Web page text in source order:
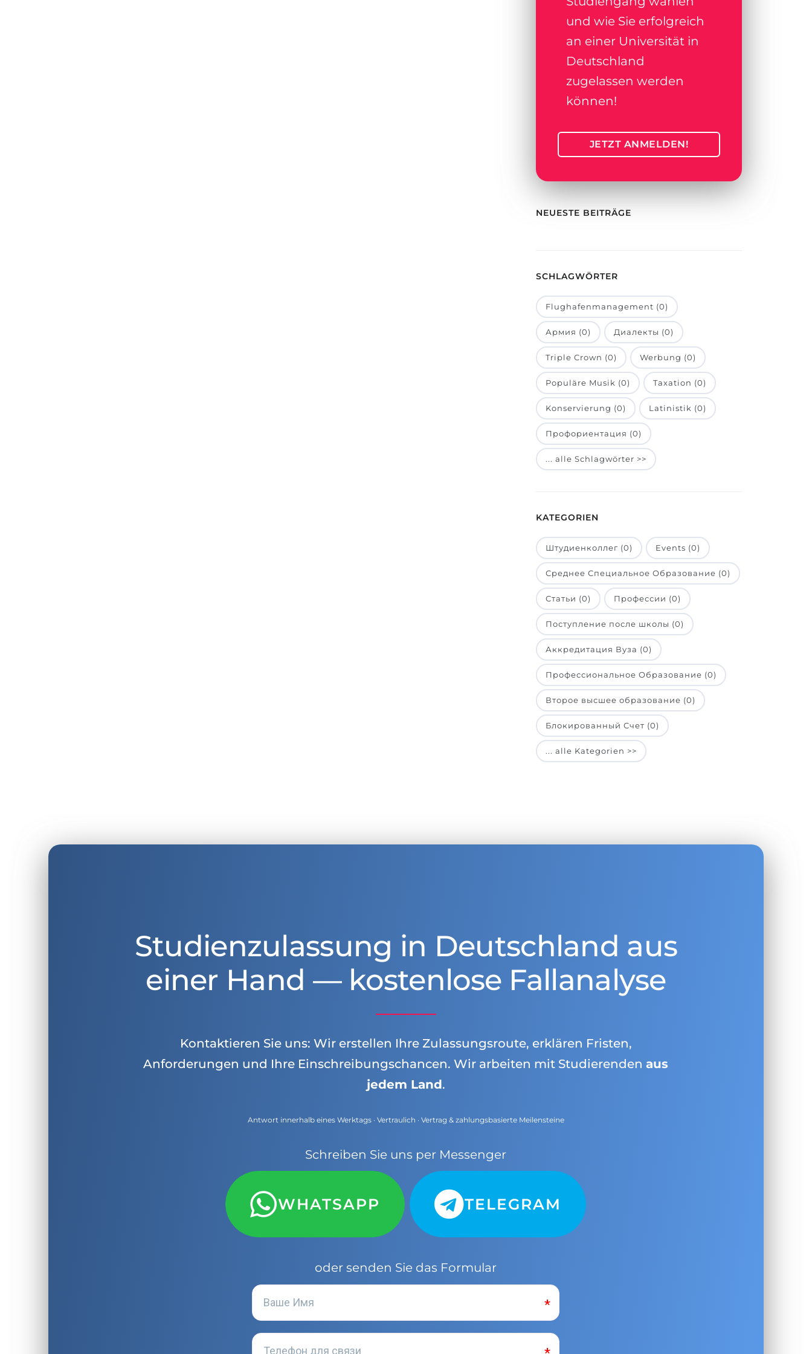
und wie Sie erfolgreich
an einer Universität in
Deutschland
zugelassen werden
können!
JETZT ANMELDEN!
NEUESTE BEITRÄGE
SCHLAGWÖRTER
Flughafenmanagement (0)
Армия (0) Диалекты (0)
Triple Crown (0) Werbung (0)
Populäre Musik (0) Taxation (0)
Konservierung (0) Latinistik (0)
Профориентация (0)
... alle Schlagwörter >>
KATEGORIEN
Штудиенколлег (0) Events (0)
Среднее Специальное Образование (0)
Статьи (0) Профессии (0)
Поступление после школы (0)
Аккредитация Вуза (0)
Профессиональное Образование (0)
Второе высшее образование (0)
Блокированный Счет (0)
... alle Kategorien >>
Studienzulassung in Deutschland aus
einer Hand — kostenlose Fallanalyse
Kontaktieren Sie uns: Wir erstellen Ihre Zulassungsroute, erklären Fristen,
Anforderungen und Ihre Einschreibungschancen. Wir arbeiten mit Studierendenaus
jedem Land.
Antwort innerhalb eines Werktags · Vertraulich · Vertrag & zahlungsbasierte Meilensteine
Schreiben Sie uns per Messenger
WHATSAPP TELEGRAM
oder senden Sie das Formular